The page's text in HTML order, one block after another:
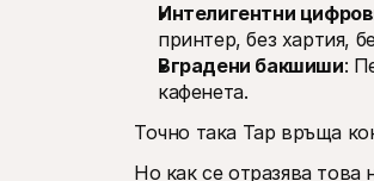
Интелигентни
принтер, без хартия,
Вградени бакшиши:
кафенета.
Точно така Tap връща
Но как се отразява това